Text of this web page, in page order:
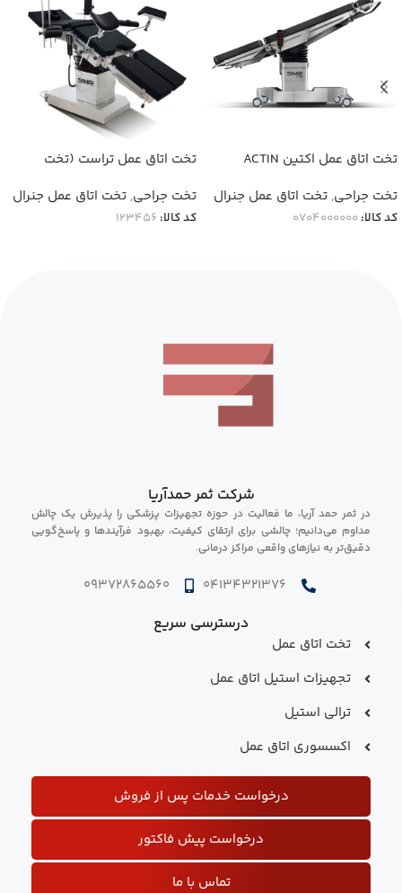
تخت اتاق عمل اکتین ACTIN
تخت جراحی, تخت اتاق عمل جنرال
کد کالا:0704000000
تخت اتاق عمل تراست (تخت
تخت جراحی, تخت اتاق عمل جنرال
کد کالا: 123456
شرکت ثمر حمدآریا
در ثمر حمد آریا، ما فعالیت در حوزه تجهیزات پزشکی را پذیرش یک چالش
مداوم می‌دانیم؛ چالشی برای ارتقای کیفیت، بهبود فرآیندها و پاسخ‌گویی
دقیق‌تر به نیازهای واقعی مراکز درمانی.
04134321376
09372865560
درسترسی سریع
تخت اتاق عمل
تجهیزات استیل اتاق عمل
ترالی استیل
اکسسوری اتاق عمل
درخواست خدمات پس از فروش
درخواست پیش فاکتور
تماس با ما